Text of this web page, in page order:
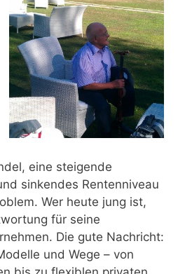
eine steigende
sinkendes Rentenniveau
Wer heute jung ist,
für seine
Die gute Nachricht:
und Wege – von